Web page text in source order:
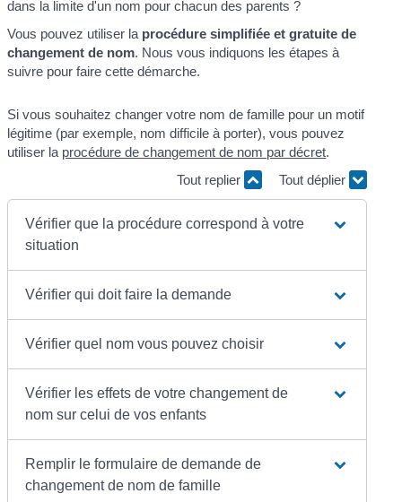
dans la limite d'un nom pour chacun des parents ?
Vous pouvez utiliser la procédure simplifiée et gratuite de
changement de nom. Nous vous indiquons les étapes à
suivre pour faire cette démarche.
Si vous souhaitez changer votre nom de famille pour un motif
légitime (par exemple, nom difficile à porter), vous pouvez
utiliser la procédure de changement de nom par décret.
Tout replier
Tout déplier
Vérifier que la procédure correspond à votre
situation
Vérifier qui doit faire la demande
Vérifier quel nom vous pouvez choisir
Vérifier les effets de votre changement de
nom sur celui de vos enfants
Remplir le formulaire de demande de
changement de nom de famille